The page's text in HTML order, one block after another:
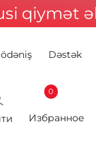
qiymət
Dəstək
0